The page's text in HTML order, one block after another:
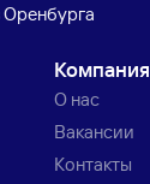
Компания
О нас
Вакансии
Контакты